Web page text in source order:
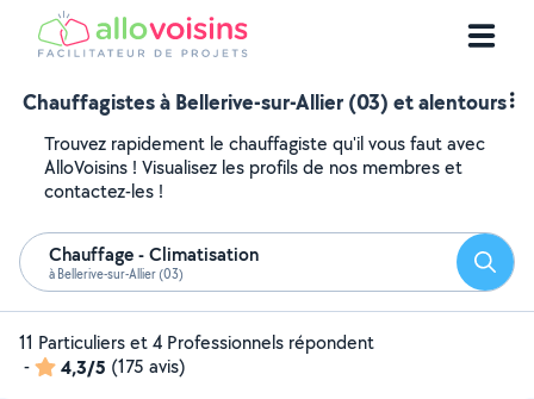
Chauffagistes à Bellerive-sur-Allier (03) et alentours
Trouvez rapidement le chauffagiste qu'il vous faut avec
AlloVoisins ! Visualisez les profils de nos membres et
contactez-les !
Chauffage - Climatisation
à Bellerive-sur-Allier (03)
11 Particuliers et 4 Professionnels répondent
-
4,3/5 (175 avis)